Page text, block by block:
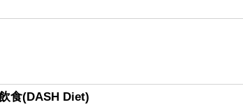
食(DASH Diet)